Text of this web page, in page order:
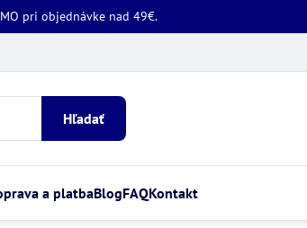
pri objednávke nad 49€.
Hľadať
a platbaBlogFAQKontakt